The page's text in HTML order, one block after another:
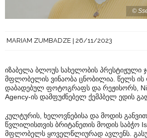
©
MARIAM ZUMBADZE 26/11/2023
იზაბელა ბლოუს სახელობის პრესტიჟული
მფლობელის ვინაობა ცნობილია. წელს
დაბადებულ ფოტოგრაფს და რეჟისორს, Nii
Agency-ის დამფუძნებელ ქემპბელ ედის
კულტურის, ხელოვნებისა და მოდის
წვლილისთვის ბრიტანეთის მოდის საბჭო
მფლობელს ყოველწლიურად ავლენს.